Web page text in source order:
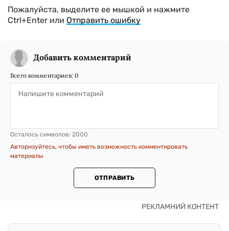
Пожалуйста, выделите ее мышкой и нажмите
Ctrl+Enter или Отправить ошибку
Добавить комментарий
Всего комментариев: 0
Осталось символов: 2000
Авторизуйтесь, чтобы иметь возможность комментировать
материалы
ОТПРАВИТЬ